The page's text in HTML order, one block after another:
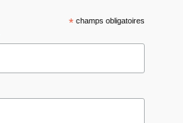
*champs obligatoires